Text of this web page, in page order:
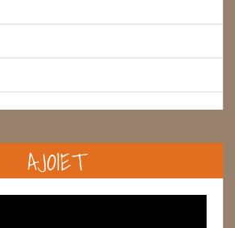
E.A.R.T.H.
AJOIET